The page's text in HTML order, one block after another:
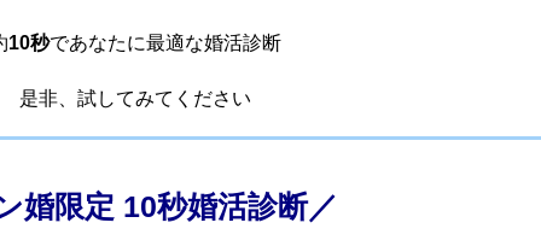
10秒であなたに最適な婚活診断
是非、試してみてください
婚限定 10秒婚活診断／